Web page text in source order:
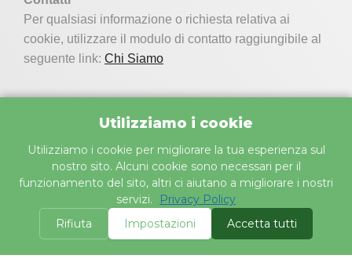
Per qualsiasi informazione o richiesta relativa ai
cookie, utilizzare il modulo di contatto raggiungibile al
seguente link: Chi Siamo
Utilizziamo i cookie
Utilizziamo i cookie per migliorare la tua esperienza sul
nostro sito. Alcuni cookie sono necessari per il
funzionamento del sito, altri ci aiutano a migliorare i nostri
servizi.
Privacy Policy
Rifiuta
Impostazioni Accetta tutti